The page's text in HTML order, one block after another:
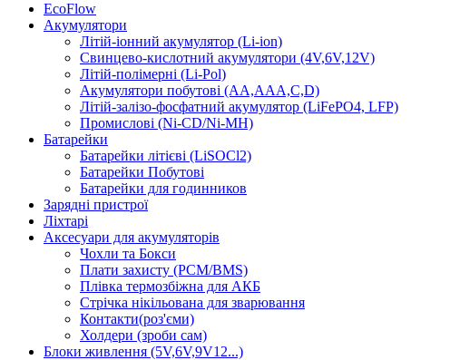
EcoFlow
Акумулятори
Літій-іонний акумулятор (Li-ion)
Свинцево-кислотний акумулятори (4V,6V,12V)
Літій-полімерні (Li-Pol)
Акумулятори побутові (AA,AAA,C,D)
Літій-залізо-фосфатний акумулятор (LiFePO4, LFP)
Промислові (Ni-CD/Ni-MH)
Батарейки
Батарейки літієві (LiSOCl2)
Батарейки Побутові
Батарейки для годинников
Зарядні пристрої
Ліхтарі
Аксесуари для акумуляторів
Чохли та Бокси
Плати захисту (PCM/BMS)
Плівка термозбіжна для АКБ
Стрічка нікільована для зварювання
Контакти(роз'єми)
Холдери (зроби сам)
Блоки живлення (5V,6V,9V12...)